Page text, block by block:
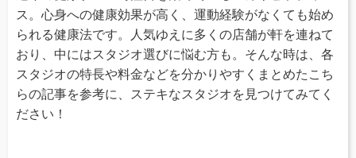
ス。心身への健康効果が高く、運動経験がなくても始め
られる健康法です。人気ゆえに多くの店舗が軒を連ねて
おり、中にはスタジオ選びに悩む方も。そんな時は、各
スタジオの特長や料金などを分かりやすくまとめたこち
らの記事を参考に、ステキなスタジオを見つけてみてく
ださい！